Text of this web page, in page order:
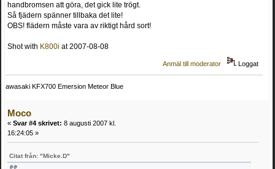
handbromsen att göra, det gick lite trögt.
Så fjädern spänner tillbaka det lite!
OBS! flädern måste vara av riktigt hård sort!
Shot with K800i at 2007-08-08
Anmäl till moderator Loggat
awasaki KFX700 Emersion Meteor Blue
Moco
« Svar #4 skrivet: 8 augusti 2007 kl.
16:24:05 »
Citat från: "Micke.D"